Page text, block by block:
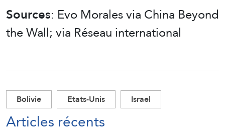
Sources: Evo Morales via China Beyond
the Wall; via Réseau international
Bolivie Etats-Unis Israel
Articles récents